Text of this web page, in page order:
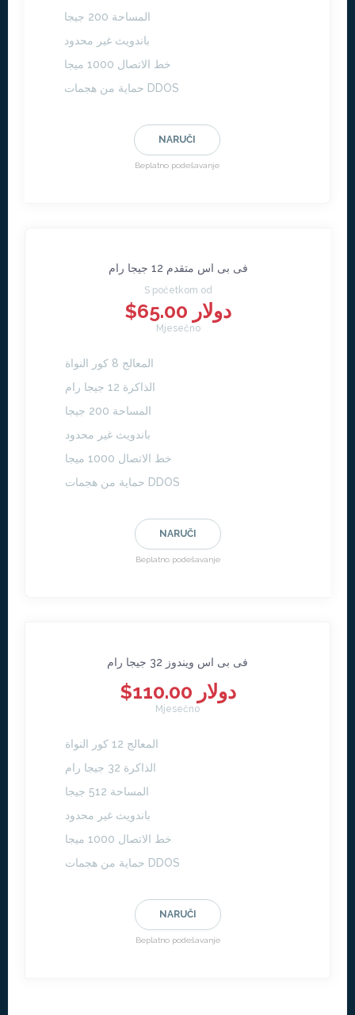
المساحة 200 جيجا
باندويث غير محدود
خط الاتصال 1000 ميجا
حماية من هجمات DDOS
NARUČI
Beplatno podešavanje
فى بى اس متقدم 12 جيجا رام
S početkom od
$65.00 دولار
Mjesečno
المعالج 8 كور النواة
الذاكرة 12 جيجا رام
المساحة 200 جيجا
باندويث غير محدود
خط الاتصال 1000 ميجا
حماية من هجمات DDOS
NARUČI
Beplatno podešavanje
فى بى اس ويندوز 32 جيجا رام
$110.00 دولار
Mjesečno
المعالج 12 كور النواة
الذاكرة 32 جيجا رام
المساحة 512 جيجا
باندويث غير محدود
خط الاتصال 1000 ميجا
حماية من هجمات DDOS
NARUČI
Beplatno podešavanje